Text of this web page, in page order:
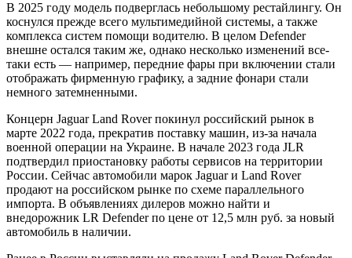
В 2025 году модель подверглась небольшому рестайлингу. Он
коснулся прежде всего мультимедийной системы, а также
комплекса систем помощи водителю. В целом Defender
внешне остался таким же, однако несколько изменений все-
таки есть — например, передние фары при включении стали
отображать фирменную графику, а задние фонари стали
немного затемненными.
Концерн Jaguar Land Rover покинул российский рынок в
марте 2022 года, прекратив поставку машин, из-за начала
военной операции на Украине. В начале 2023 года JLR
подтвердил приостановку работы сервисов на территории
России. Сейчас автомобили марок Jaguar и Land Rover
продают на российском рынке по схеме параллельного
импорта. В объявлениях дилеров можно найти и
внедорожник LR Defender по цене от 12,5 млн руб. за новый
автомобиль в наличии.